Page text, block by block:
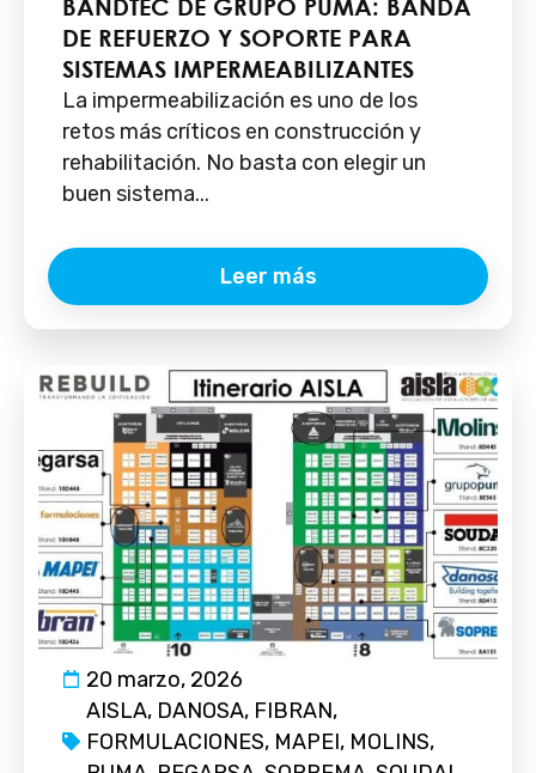
BANDTEC DE GRUPO PUMA: BANDA
DE REFUERZO Y SOPORTE PARA
SISTEMAS IMPERMEABILIZANTES
La impermeabilización es uno de los
retos más críticos en construcción y
rehabilitación. No basta con elegir un
buen sistema...
Leer más
20 marzo, 2026
AISLA, DANOSA, FIBRAN,
FORMULACIONES, MAPEI, MOLINS,